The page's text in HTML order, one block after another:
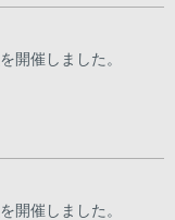
を開催しました。
を開催しました。